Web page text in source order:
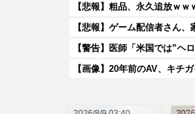
【悲報】粗品、永久追放ｗ
【警告】医師「米国では”ヘ
【画像】20年前のAV、キチ